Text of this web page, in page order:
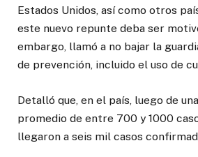
Estados Unidos, así como otros
este nuevo repunte deba ser
embargo, llamó a no bajar la
de prevención, incluido el uso de
Detalló que, en el país, luego de
promedio de entre 700 y 1000
llegaron a seis mil casos